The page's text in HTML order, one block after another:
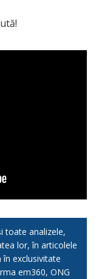
toate analizele,
lor, în articolele
în exclusivitate
em360, ONG